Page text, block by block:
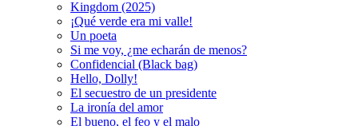
Kingdom (2025)
¡Qué verde era mi valle!
Un poeta
Si me voy, ¿me echarán de menos?
Confidencial (Black bag)
Hello, Dolly!
El secuestro de un presidente
La ironía del amor
El bueno, el feo y el malo